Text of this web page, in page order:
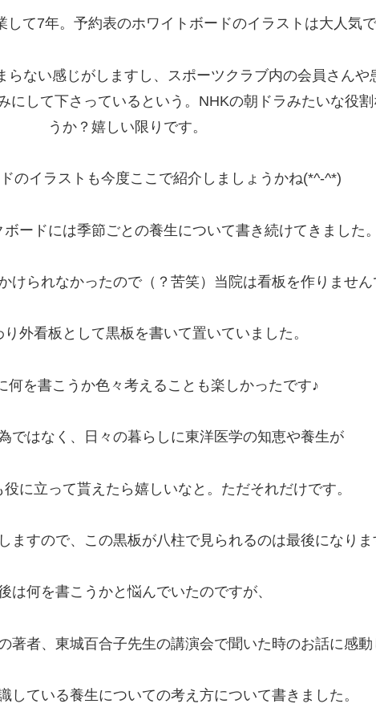
して7年。予約表のホワイトボードのイラストは大人気で
らない感じがしますし、スポーツクラブ内の会員さんや
にして下さっているという。NHKの朝ドラみたいな役割
うか？嬉しい限りです。
のイラストも今度ここで紹介しましょうかね(*^-^*)
ードには季節ごとの養生について書き続けてきました。
けられなかったので（？苦笑）当院は看板を作りません
り外看板として黒板を書いて置いていました。
何を書こうか色々考えることも楽しかったです♪
ではなく、日々の暮らしに東洋医学の知恵や養生が
に立って貰えたら嬉しいなと。ただそれだけです。
ますので、この黒板が八柱で見られるのは最後になりま
は何を書こうかと悩んでいたのですが、
著者、東城百合子先生の講演会で聞いた時のお話に感動
している養生についての考え方について書きました。